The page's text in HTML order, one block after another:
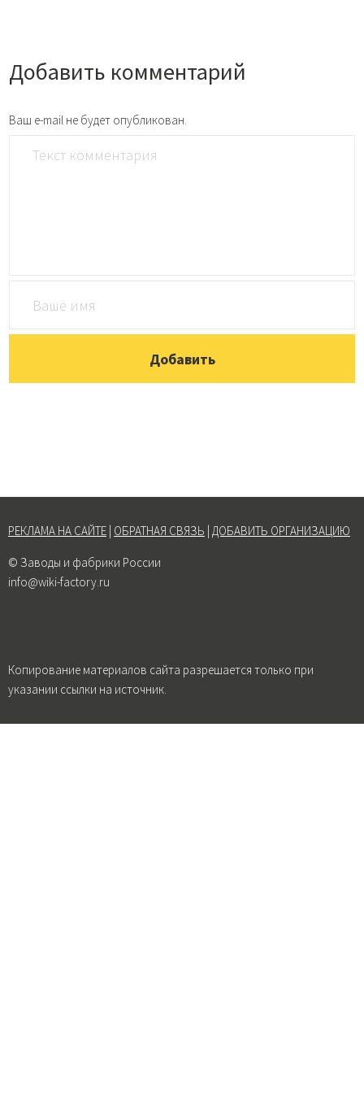
Добавить комментарий
Ваш e-mail не будет опубликован.
РЕКЛАМА НА САЙТЕ ОБРАТНАЯ СВЯЗЬ ДОБАВИТЬ ОРГАНИЗАЦИЮ
© Заводы и фабрики России
info@wiki-factory.ru
Копирование материалов сайта разрешается только при
указании ссылки на источник.